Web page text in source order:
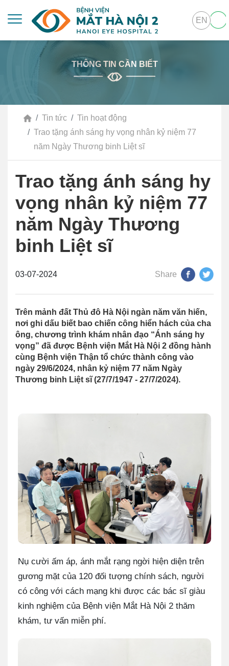
EN
THÔNG TIN CẦN BIẾT
Tin tức
Tin hoạt động
Trao tặng ánh sáng hy vọng nhân kỷ niệm 77
năm Ngày Thương binh Liệt sĩ
Trao tặng ánh sáng hy
vọng nhân kỷ niệm 77
năm Ngày Thương
binh Liệt sĩ
03-07-2024 Share
Trên mảnh đất Thủ đô Hà Nội ngàn năm văn hiến,
nơi ghi dấu biết bao chiến công hiển hách của cha
ông, chương trình khám nhân đạo “Ánh sáng hy
vọng” đã được Bệnh viện Mắt Hà Nội 2 đồng hành
cùng Bệnh viện Thận tổ chức thành công vào
ngày 29/6/2024, nhân kỷ niệm 77 năm Ngày
Thương binh Liệt sĩ (27/7/1947 - 27/7/2024).
Nụ cười ấm áp, ánh mắt rạng ngời hiện diện trên
gương mặt của 120 đối tượng chính sách, người
có công với cách mạng khi được các bác sĩ giàu
kinh nghiệm của Bệnh viện Mắt Hà Nội 2 thăm
khám, tư vấn miễn phí.